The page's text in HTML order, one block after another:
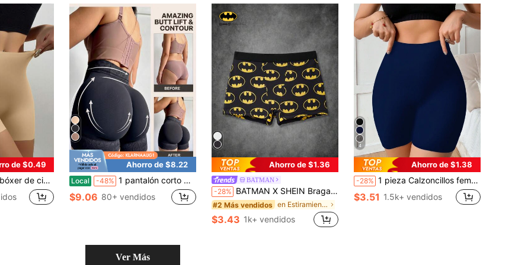
de $0.49
sin enrollamiento, de seda de hielo para mujer
Ahorro de $8.22
Local -48% 1 pantalón corto moldeador de talle alto, faja reductora para abdomen y glúteos, con encaje en contraste, ideal para diversas ocasiones.
$9.06 80+ vendidos
Ahorro de $1.36
BATMAN
-28% BATMAN X SHEIN Bragas tipo short con cintura elástica y estampado de dibujos animados para mujer
#2 Más vendidos en Estiramiento Alto Pantalones cortos para mujer
$3.43 1k+ vendidos
4
Ahorro de $1.38
-28% 1 pieza Calzoncillos femeninos sin costuras de cintura alta
$3.51 1.5k+ vendidos
Ver Más